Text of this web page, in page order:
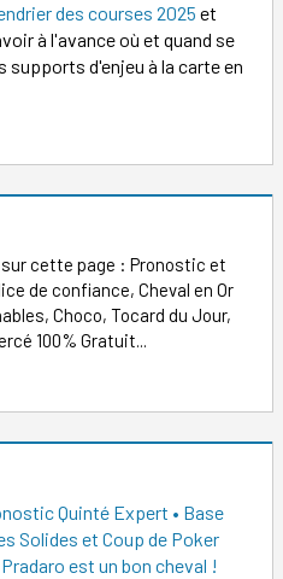
des courses 2025 et
à l'avance où et quand se
d'enjeu à la carte en
cette page : Pronostic et
de confiance, Cheval en Or
Choco, Tocard du Jour,
100% Gratuit...
Quinté Expert • Base
Solides et Coup de Poker
Pradaro est un bon cheval !